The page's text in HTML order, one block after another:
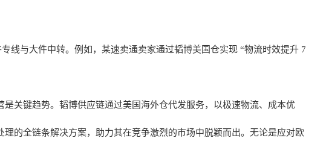
线与大件中转。例如，某速卖通卖家通过韬博美国仓实现 “物流时效提升 7
是关键趋势。韬博供应链通过美国海外仓代发服务，以极速物流、成本优
的全链条解决方案，助力其在竞争激烈的市场中脱颖而出。无论是应对欧